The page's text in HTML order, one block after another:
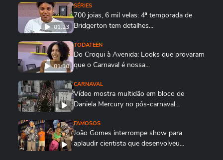
01:23
SÉRIES
700 joias, 6 mil velas: 4ª temporada de
Bridgerton tem detalhes...
01:10
TODATEEN
Do Croqui à Avenida: Looks que provaram
que o Carnaval é nossa...
CARNAVAL
Vídeo mostra multidão em bloco de
Daniela Mercury no pós-carnaval...
FAMOSOS
João Gomes interrompe show para
aplaudir cientista que desenvolveu...